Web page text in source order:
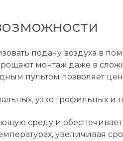
подачу воздуха в
монтаж даже в
пультом позволяет
узкопрофильных и
среду и
увеличивая